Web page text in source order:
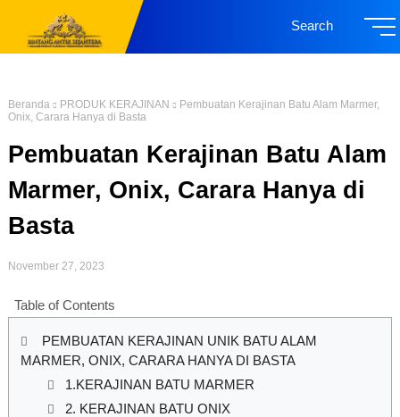
Search
Beranda PRODUK KERAJINAN
Pembuatan Kerajinan Batu Alam Marmer,
Onix, Carara Hanya di Basta
Pembuatan Kerajinan Batu Alam
Marmer, Onix, Carara Hanya di
Basta
November 27, 2023
Table of Contents
PEMBUATAN KERAJINAN UNIK BATU ALAM
MARMER, ONIX, CARARA HANYA DI BASTA
1.KERAJINAN BATU MARMER
2. KERAJINAN BATU ONIX